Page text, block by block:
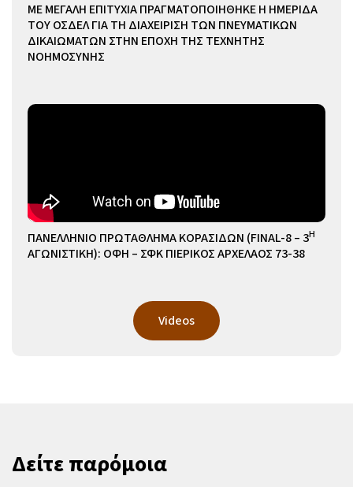
ΜΕ ΜΕΓΑΛΗ ΕΠΙΤΥΧΙΑ ΠΡΑΓΜΑΤΟΠΟΙΗΘΗΚΕ Η ΗΜΕΡΙΔΑ
ΤΟΥ ΟΣΔΕΛ ΓΙΑ ΤΗ ΔΙΑΧΕΙΡΙΣΗ ΤΩΝ ΠΝΕΥΜΑΤΙΚΩΝ
ΔΙΚΑΙΩΜΑΤΩΝ ΣΤΗΝ ΕΠΟΧΗ ΤΗΣ ΤΕΧΝΗΤΗΣ
ΝΟΗΜΟΣΥΝΗΣ
ΠΑΝΕΛΛΗΝΙΟ ΠΡΩΤΑΘΛΗΜΑ ΚΟΡΑΣΙΔΩΝ (FINAL-8 – 3Η
ΑΓΩΝΙΣΤΙΚΗ): ΟΦΗ – ΣΦΚ ΠΙΕΡΙΚΟΣ ΑΡΧΕΛΑΟΣ 73-38
Videos
Δείτε παρόμοια